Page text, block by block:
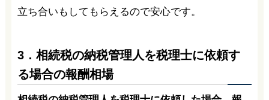
立ち合いもしてもらえるので安心です。
3．相続税の納税管理人を税理士に依頼す
る場合の報酬相場